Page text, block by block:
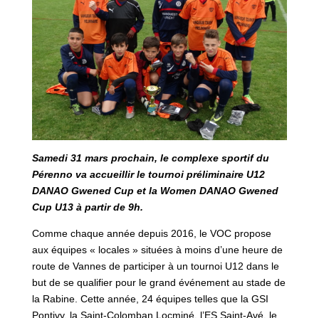
Samedi 31 mars prochain, le complexe sportif du
Pérenno va accueillir le tournoi préliminaire U12
DANAO Gwened Cup et la Women DANAO Gwened
Cup U13 à partir de 9h.
Comme chaque année depuis 2016, le VOC propose
aux équipes « locales » situées à moins d’une heure de
route de Vannes de participer à un tournoi U12 dans le
but de se qualifier pour le grand événement au stade de
la Rabine. Cette année, 24 équipes telles que la GSI
Pontivy, la Saint-Colomban Locminé, l’ES Saint-Avé, le